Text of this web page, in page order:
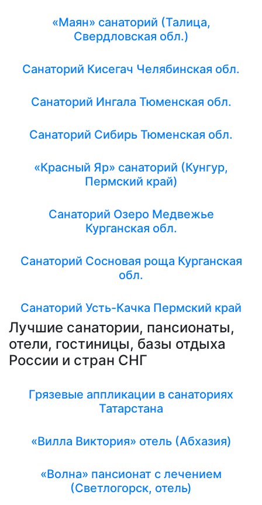
«Маян» санаторий (Талица,
Свердловская обл.)
Санаторий Кисегач Челябинская обл.
Санаторий Ингала Тюменская обл.
Санаторий Сибирь Тюменская обл.
«Красный Яр» санаторий (Кунгур,
Пермский край)
Санаторий Озеро Медвежье
Курганская обл.
Санаторий Сосновая роща Курганская
обл.
Санаторий Усть-Качка Пермский край
Лучшие санатории, пансионаты,
отели, гостиницы, базы отдыха
России и стран СНГ
Грязевые аппликации в санаториях
Татарстана
«Вилла Виктория» отель (Абхазия)
«Волна» пансионат с лечением
(Светлогорск, отель)